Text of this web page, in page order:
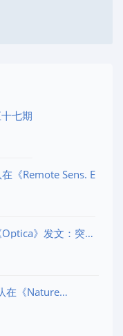
七期
《Remote Sens. E
》发文：突破
在《Nature